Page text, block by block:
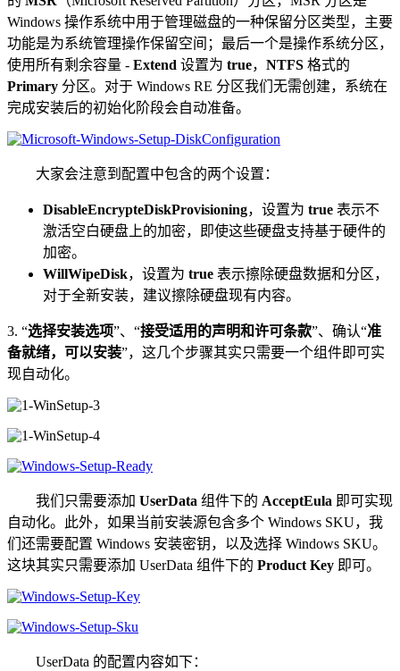
Windows 操作系统中用于管理磁盘的一种保留分区类型，主要
功能是为系统管理操作保留空间；最后一个是操作系统分区，
使用所有剩余容量 - Extend 设置为 true， NTFS 格式的
Primary 分区。对于 Windows RE 分区我们无需创建，系统在
完成安装后的初始化阶段会自动准备。
大家会注意到配置中包含的两个设置：
DisableEncrypteDiskProvisioning，设置为 true 表示不
激活空白硬盘上的加密，即使这些硬盘支持基于硬件的
加密。
WillWipeDisk，设置为 true 表示擦除硬盘数据和分区，
对于全新安装，建议擦除硬盘现有内容。
3. “选择安装选项”、“接受适用的声明和许可条款”、确认“准
备就绪，可以安装”，这几个步骤其实只需要一个组件即可实
现自动化。
我们只需要添加 UserData 组件下的 AcceptEula 即可实现
自动化。此外，如果当前安装源包含多个 Windows SKU，我
们还需要配置 Windows 安装密钥，以及选择 Windows SKU。
这块其实只需要添加 UserData 组件下的 Product Key 即可。
UserData 的配置内容如下：